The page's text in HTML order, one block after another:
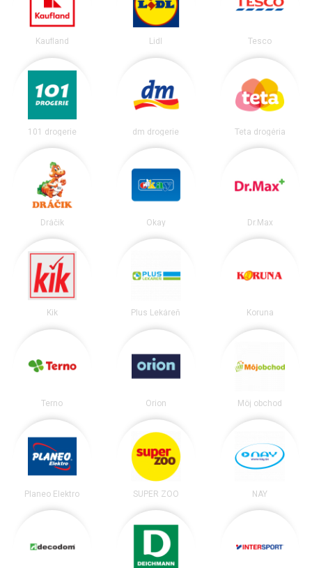
Kaufland Lidl Tesco
101 drogerie dm drogerie Teta drogéria
Dráčik Okay Dr.Max
Kik Plus Lekáreň Koruna
Terno Orion Môj obchod
Planeo Elektro SUPER ZOO NAY